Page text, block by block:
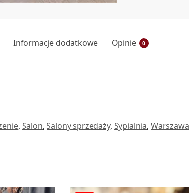
Informacje dodatkowe Opinie 0
, Salon, Salony sprzedaży, Sypialnia, Warszawa